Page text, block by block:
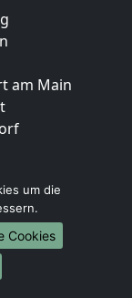
am Main
um die
Cookies